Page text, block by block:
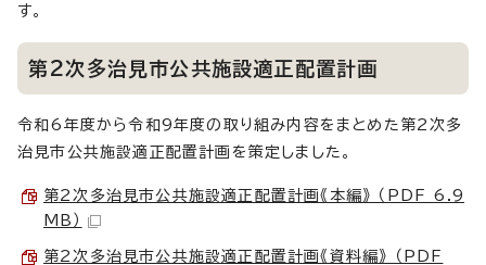
す。
第2次多治見市公共施設適正配置計画
令和6年度から令和9年度の取り組み内容をまとめた第2次多
治見市公共施設適正配置計画を策定しました。
第2次多治見市公共施設適正配置計画《本編》 （PDF 6.9
MB）
第2次多治見市公共施設適正配置計画《資料編》 （PDF